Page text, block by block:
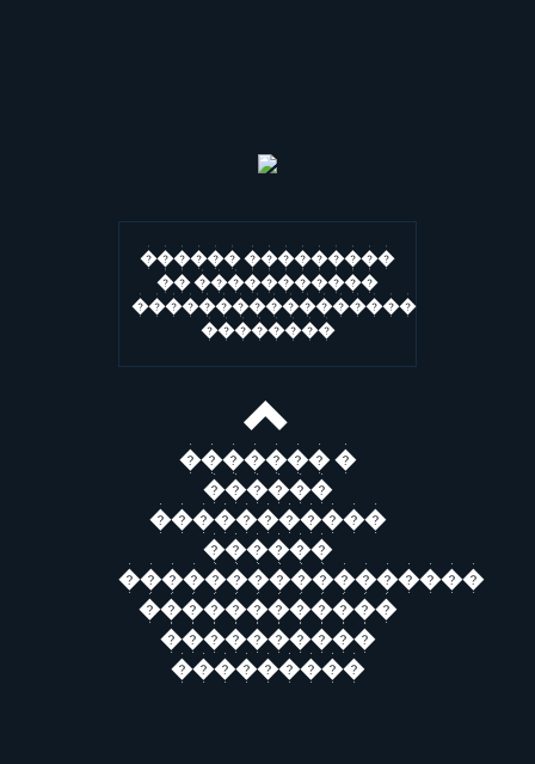
������ ���������
�� �����������
�����������������
��������
������� �
������
�����������
������
�����������������
������������
����������
���������